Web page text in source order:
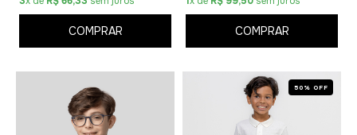
COMPRAR COMPRAR
50% OFF